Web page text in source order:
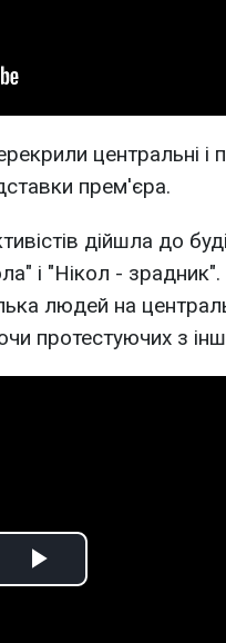
центральні і
прем'єра.
дійшла до
і "Нікол - зрадник".
людей на
протестуючих з
Play